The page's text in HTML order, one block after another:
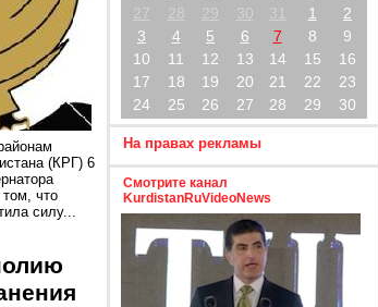
(КРГ) 6
что
силу...
27
28 29 30 31 1
2
3
4 5 6 7 8
9
10
11 12 13 14 15
16
17
18 19 20 21 22
23
24
25 26 27 28 29 30
На правах рекламы
Смотрите канал
KurdistanRuVideoNews